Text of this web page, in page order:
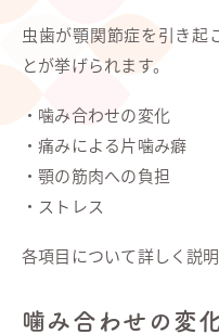
虫歯が顎関節症を引き起
とが挙げられます。
・噛み合わせの変化
・痛みによる片噛み癖
・顎の筋肉への負担
・ストレス
各項目について詳しく説明
噛み合わせの変